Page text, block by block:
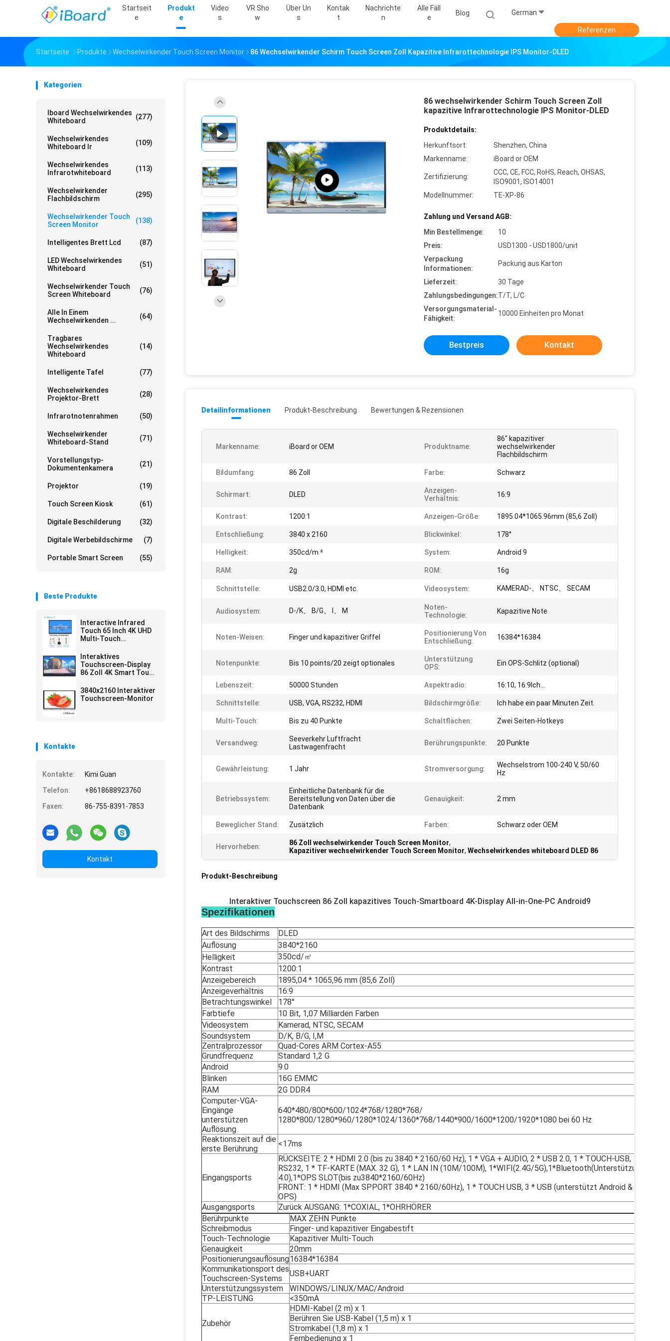
Startseit
E
Produkt
E
Video
S
VR Sho
W
Über Un
S
Kontak
T
Nachrichte
N
Alle Fäll
E
Blog German
Referenzen
Startseite Produkte Wechselwirkender Touch Screen Monitor 86 Wechselwirkender Schirm Touch Screen Zoll Kapazitive Infrarottechnologie IPS Monitor-DLED
Kategorien
Iboard Wechselwirkendes
Whiteboard
(277)
Wechselwirkendes
Whiteboard Ir
(109)
Wechselwirkendes
Infrarotwhiteboard
(113)
Wechselwirkender
Flachbildschirm
(295)
Wechselwirkender Touch
Screen Monitor
(138)
Intelligentes Brett Lcd (87)
LED Wechselwirkendes
Whiteboard
(51)
Wechselwirkender Touch
Screen Whiteboard
(76)
Alle In Einem
Wechselwirkenden ...
(64)
Tragbares
Wechselwirkendes
Whiteboard
(14)
Intelligente Tafel (77)
Wechselwirkendes
Projektor-Brett
(28)
Infrarotnotenrahmen (50)
Wechselwirkender
Whiteboard-Stand
(71)
Vorstellungstyp-
Dokumentenkamera
(21)
Projektor (19)
Touch Screen Kiosk (61)
Digitale Beschilderung (32)
Digitale Werbebildschirme (7)
Portable Smart Screen (55)
Beste Produkte
Interactive Infrared
Touch 65 Inch 4K UHD
Multi-Touch
Screen Monitor with AI
Function Android 14
4+32G or 8+128G
Interaktives
Touchscreen-Display
86 Zoll 4K Smart Touch
3840x2160 Interaktiver
Touchscreen-Monitor
Kontakte
Kontakte:
Kimi Guan
Telefon:
+8618688923760
Faxen:
86-755-8391-7853
Kontakt
86 wechselwirkender Schirm Touch Screen Zoll
kapazitive Infrarottechnologie IPS Monitor-DLED
Produktdetails:
Herkunftsort:
Shenzhen, China
Markenname:
iBoard or OEM
Zertifizierung:
CCC, CE, FCC, RoHS, Reach, OHSAS,
ISO9001, ISO14001
Modellnummer:
TE-XP-86
Zahlung und Versand AGB:
Min Bestellmenge:
10
Preis:
USD1300 - USD1800/unit
Verpackung
Informationen:
Packung aus Karton
Lieferzeit:
30 Tage
Zahlungsbedingungen:T/T, L/C
Versorgungsmaterial-
Fähigkeit:
10000 Einheiten pro Monat
Bestpreis Kontakt
Detailinformationen Produkt-Beschreibung Bewertungen & Rezensionen
Markenname: iBoard or OEM Produktname:
86" kapazitiver
wechselwirkender
Flachbildschirm
Bildumfang: 86 Zoll Farbe: Schwarz
Schirmart: DLED
Anzeigen-
Verhältnis:
16:9
Kontrast: 1200:1 Anzeigen-Größe: 1895.04*1065.96mm (85,6 Zoll)
Entschließung: 3840 x 2160 Blickwinkel: 178°
Helligkeit: 350cd/m ² System: Android 9
RAM: 2g ROM: 16g
Schnittstelle: USB2.0/3.0, HDMI etc. Videosystem: KAMERAD-、 NTSC、 SECAM
Audiosystem: D-/K、 B/G、 I、 M
Noten-
Technologie:
Kapazitive Note
Noten-Weisen: Finger und kapazitiver Griffel
Positionierung Von
Entschließung:
16384*16384
Notenpunkte: Bis 10 points/20 zeigt optionales
Unterstützung
OPS:
Ein OPS-Schlitz (optional)
Lebenszeit: 50000 Stunden Aspektradio: 16:10, 16:9Ich...
Schnittstelle: USB, VGA, RS232, HDMI Bildschirmgröße: Ich habe ein paar Minuten Zeit.
Multi-Touch: Bis zu 40 Punkte Schaltflächen: Zwei Seiten-Hotkeys
Versandweg:
Seeverkehr Luftfracht
Lastwagenfracht
Berührungspunkte: 20 Punkte
Gewährleistung: 1 Jahr Stromversorgung:
Wechselstrom 100-240 V, 50/60
Hz
Betriebssystem:
Einheitliche Datenbank für die
Bereitstellung von Daten über die
Datenbank
Genauigkeit: 2 mm
Beweglicher Stand: Zusätzlich Farben: Schwarz oder OEM
Hervorheben: 86 Zoll wechselwirkender Touch Screen Monitor,
Kapazitiver wechselwirkender Touch Screen Monitor, Wechselwirkendes whiteboard DLED 86
Produkt-Beschreibung
Interaktiver Touchscreen 86 Zoll kapazitives Touch-Smartboard 4K-Display All-in-One-PC Android9
Spezifikationen
Art des Bildschirms
DLED
Auflösung
3840*2160
Helligkeit
350cd/㎡
Kontrast
1200:1
Anzeigebereich
1895,04 * 1065,96 mm (85,6 Zoll)
Anzeigeverhältnis
16:9
Betrachtungswinkel
178°
Farbtiefe
10 Bit, 1,07 Milliarden Farben
Videosystem
Kamerad, NTSC, SECAM
Soundsystem
D/K, B/G, I,M
Zentralprozessor
Quad-Cores ARM Cortex-A55
Grundfrequenz
Standard 1,2 G
Android
9.0
Blinken
16G EMMC
RAM
2G DDR4
Computer-VGA-
Eingänge
unterstützen
Auflösung
640*480/800*600/1024*768/1280*768/
1280*800/1280*960/1280*1024/1360*768/1440*900/1600*1200/1920*1080 bei 60 Hz
Reaktionszeit auf die
erste Berührung
<17ms
Eingangsports
RÜCKSEITE: 2 * HDMI 2.0 (bis zu 3840 * 2160/60 Hz), 1 * VGA + AUDIO, 2 * USB 2.0, 1 * TOUCH-USB, 1 *
RS232, 1 * TF-KARTE (MAX. 32 G), 1 * LAN IN (10M/100M), 1*WIFI(2.4G/5G),1*Bluetooth(Unterstützung
4.0),1*OPS SLOT(bis zu3840*2160/60Hz)
FRONT: 1 * HDMI (Max SPPORT 3840 * 2160/60Hz), 1 * TOUCH USB, 3 * USB (unterstützt Android &
OPS)
Ausgangsports
Zurück AUSGANG: 1*COXIAL, 1*OHRHÖRER
Berührpunkte
MAX ZEHN Punkte
Schreibmodus
Finger- und kapazitiver Eingabestift
Touch-Technologie
Kapazitiver Multi-Touch
Genauigkeit
20mm
Positionierungsauflösung16384*16384
Kommunikationsport des
Touchscreen-Systems
USB+UART
Unterstützungssystem
WINDOWS/LINUX/MAC/Android
TP-LEISTUNG
<350mA
Zubehör
HDMI-Kabel (2 m) x 1
Berühren Sie USB-Kabel (1,5 m) x 1
Stromkabel (1,8 m) x 1
Fernbedienung x 1